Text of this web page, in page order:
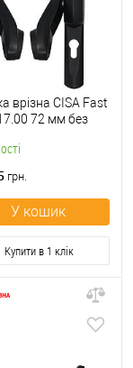
врізна CISA Fast
72 мм без
грн.
У кошик
Купити в 1 клік